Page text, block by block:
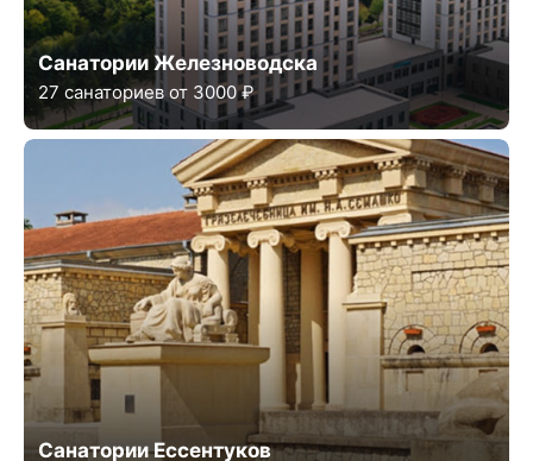
Санатории Железноводска
27 санаториев от 3000 ₽
Санатории Ессентуков